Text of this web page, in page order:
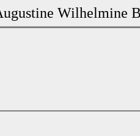
Wilhelmine